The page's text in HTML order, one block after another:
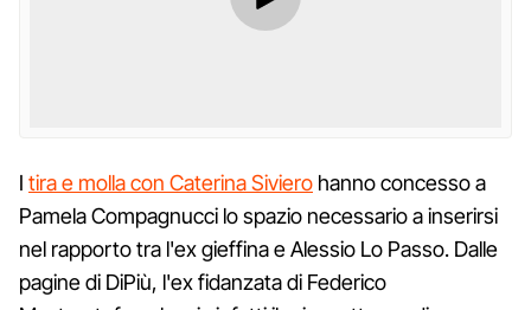
I tira e molla con Caterina Siviero hanno concesso a
Pamela Compagnucci lo spazio necessario a inserirsi
nel rapporto tra l'ex gieffina e Alessio Lo Passo. Dalle
pagine di DiPiù, l'ex fidanzata di Federico